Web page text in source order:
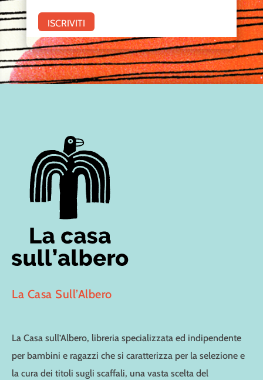
La Casa Sull’Albero
La Casa sull’Albero, libreria specializzata ed indipendente
per bambini e ragazzi che si caratterizza per la selezione e
la cura dei titoli sugli scaffali, una vasta scelta del